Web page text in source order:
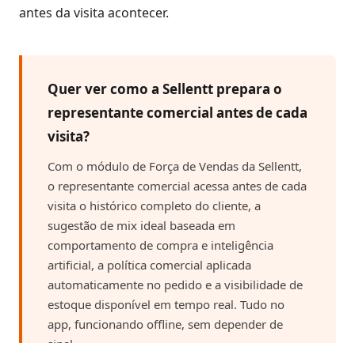
antes da visita acontecer.
Quer ver como a Sellentt prepara o
representante comercial antes de cada
visita?
Com o módulo de Força de Vendas da Sellentt,
o representante comercial acessa antes de cada
visita o histórico completo do cliente, a
sugestão de mix ideal baseada em
comportamento de compra e inteligência
artificial, a política comercial aplicada
automaticamente no pedido e a visibilidade de
estoque disponível em tempo real. Tudo no
app, funcionando offline, sem depender de